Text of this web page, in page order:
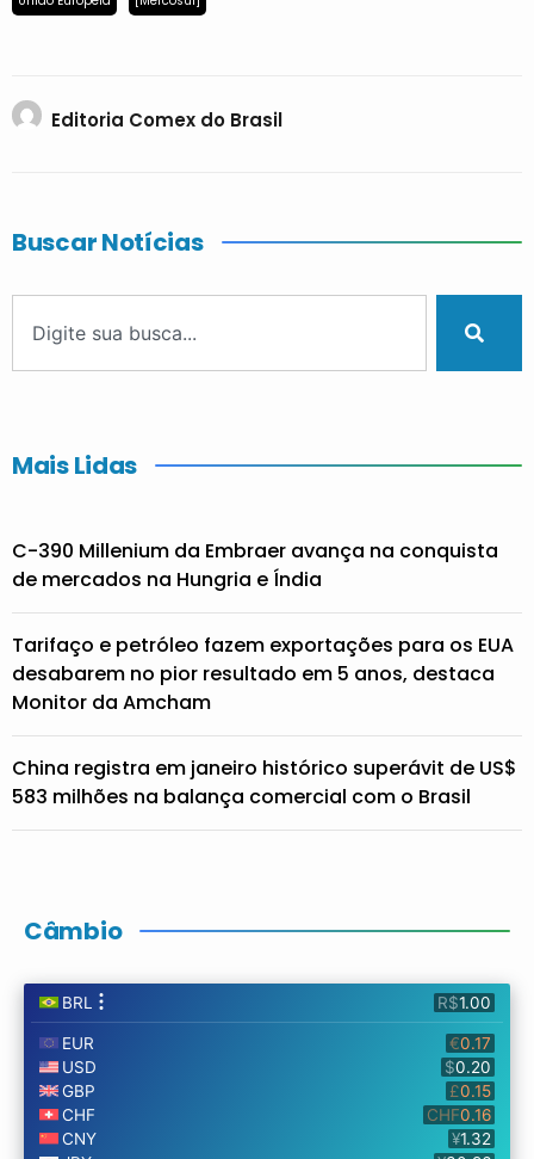
Editoria Comex do Brasil
Buscar Notícias
Mais Lidas
C-390 Millenium da Embraer avança na conquista
de mercados na Hungria e Índia
Tarifaço e petróleo fazem exportações para os EUA
desabarem no pior resultado em 5 anos, destaca
Monitor da Amcham
China registra em janeiro histórico superávit de US$
583 milhões na balança comercial com o Brasil
Câmbio